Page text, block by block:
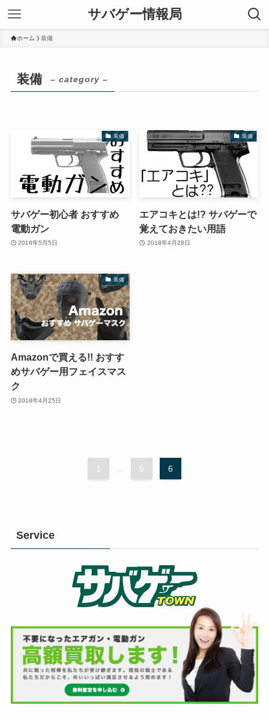
サバゲー情報局
ホーム 装備
装備 – category –
装備
サバゲー初心者 おすすめ
電動ガン
2018年5月5日
装備
エアコキとは!? サバゲーで
覚えておきたい用語
2018年4月28日
装備
Amazonで買える!! おすす
めサバゲー用フェイスマス
ク
2018年4月25日
1 5 6
Service